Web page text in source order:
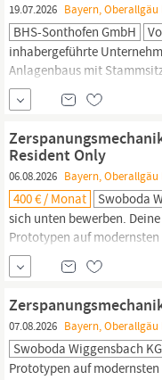
19.07.2026 Bayern, Oberallgäu
BHS-Sonthofen GmbH
inhabergeführte
Anlagenbaus mit
unserer Mission
bieten wir innovative
Beratungsleistungen auf
thermischen
Resident Only
06.08.2026 Bayern, Oberallgäu
400 € / Monat Swoboda
sich unten bewerben.
Prototypen auf modernsten
programmierst und
für Fräs- und
sorgst du für eine
bringst eigene
07.08.2026 Bayern, Oberallgäu
Swoboda Wiggensbach KG
Prototypen auf modernsten